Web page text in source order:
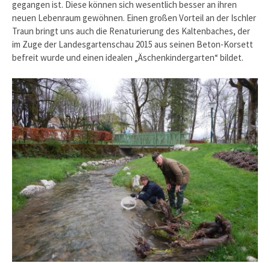
gegangen ist. Diese können sich wesentlich besser an ihren
neuen Lebenraum gewöhnen. Einen großen Vorteil an der Ischler
Traun bringt uns auch die Renaturierung des Kaltenbaches, der
im Zuge der Landesgartenschau 2015 aus seinen Beton-Korsett
befreit wurde und einen idealen „Äschenkindergarten“ bildet.